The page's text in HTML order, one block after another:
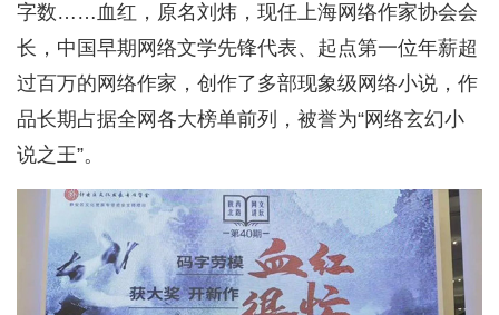
字数……血红，原名刘炜，现任上海网络作家协会会
长，中国早期网络文学先锋代表、起点第一位年薪超
过百万的网络作家，创作了多部现象级网络小说，作
品长期占据全网各大榜单前列，被誉为“网络玄幻小
说之王”。